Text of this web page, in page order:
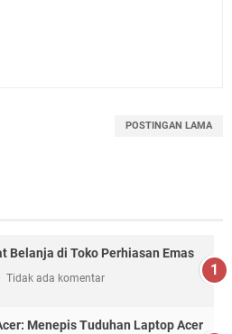
POSTINGAN LAMA
Belanja di Toko Perhiasan Emas
Tidak ada komentar
Menepis Tuduhan Laptop Acer